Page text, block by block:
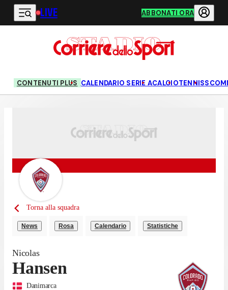
Vai al contenuto principale
LIVE ABBONATI ORA
CONTENUTI PLUS CALENDARIO SERIE ACALCIOTENNIS
Torna alla squadra
News Rosa Calendario Statistiche
Nicolas
Hansen
Danimarca